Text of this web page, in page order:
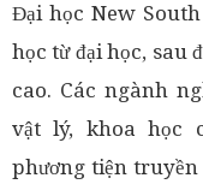
Đại học New
học từ đại học, sau
cao. Các ngành
vật lý, khoa học
phương tiện